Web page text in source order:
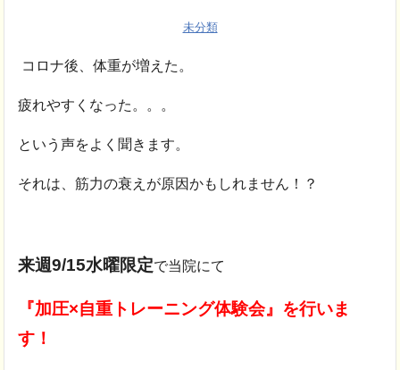
未分類
コロナ後、体重が増えた。
疲れやすくなった。。。
という声をよく聞きます。
それは、筋力の衰えが原因かもしれません！？
来週9/15水曜限定で当院にて
『加圧×自重トレーニング体験会』を行いま
す！